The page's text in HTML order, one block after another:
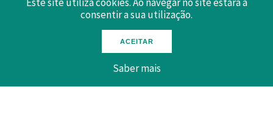
Voltar
consentir a sua utilização.
ACEITAR
Saber mais